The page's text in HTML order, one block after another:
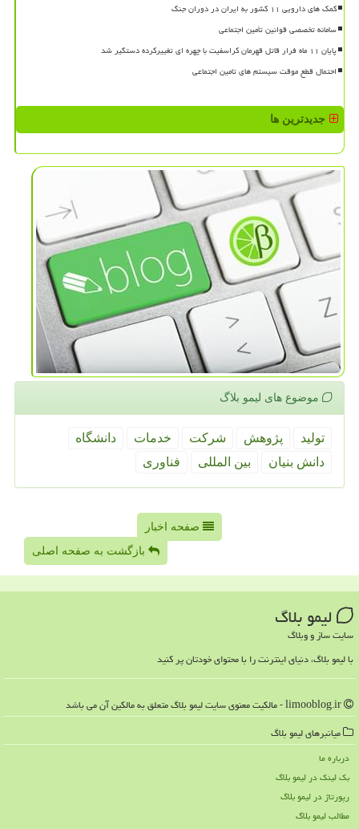
کمک های دارویی ۱۱ کشور به ایران در دوران جنگ
سامانه تخصصی قوانین تأمین اجتماعی
پایان ۱۱ ماه فرار قاتل قهرمان کراسفیت با چهره ای تغییرکرده دستگیر شد
احتمال قطع موقت سیستم های تامین اجتماعی
جدیدترین ها
موضوع های لیمو بلاگ
تولید پژوهش شركت خدمات
دانشگاه
دانش بنیان
بین المللی فناوری
صفحه اخبار
بازگشت به صفحه اصلی
لیمو بلاگ
سایت ساز و وبلاگ
با لیمو بلاگ، دنیای اینترنت را با محتوای خودتان پر کنید
میانبرهای لیمو بلاگ
درباره ما
بک لینک در لیمو بلاگ
رپورتاژ در لیمو بلاگ
مطالب لیمو بلاگ